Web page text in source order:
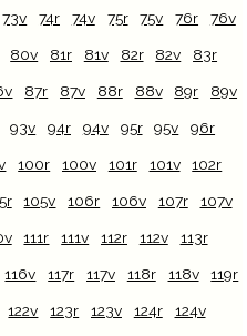
73v 74r 74v 75r 75v 76r 76v
80v 81r 81v 82r 82v 83r
87r 87v 88r 88v 89r 89v
93v 94r 94v 95r 95v 96r
100r 100v 101r 101v 102r
105v 106r 106v 107r 107v
111r 111v 112r 112v 113r
116v 117r 117v 118r 118v 119r
122v 123r 123v 124r 124v